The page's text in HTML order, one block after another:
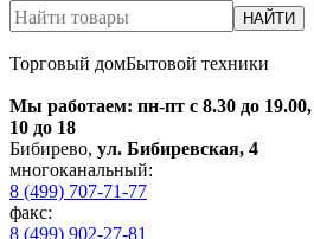
НАЙТИ
Торговый домБытовой техники
Мы работаем: пн-пт с 8.30 до
10 до 18
Бибирево, ул. Бибиревская, 4
многоканальный:
8 (499) 707-71-77
факс:
8 (499) 902-27-81